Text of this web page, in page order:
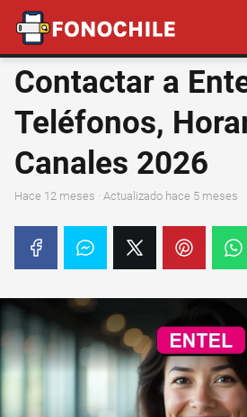
Contactar a
Teléfonos,
Canales 2026
hace 12 meses · Actualizado hace 5 meses